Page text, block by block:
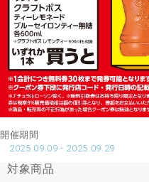
開催期間
2025.09.09 - 2025.09.29
対象商品